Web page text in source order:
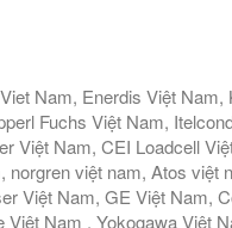
Nam, Enerdis Việt Nam,
Fuchs Việt Nam,
Việt Nam, CEI Loadcell
việt nam, Atos việt
Việt Nam, GE Việt Nam,
Nam , Yokogawa Việt